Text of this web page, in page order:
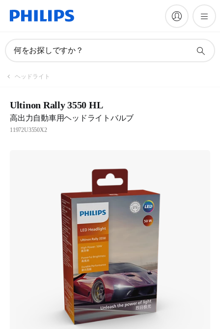
何をお探しですか？
ヘッドライト
Ultinon Rally 3550 HL
高出力自動車用ヘッドライトバルブ
11972U3550X2